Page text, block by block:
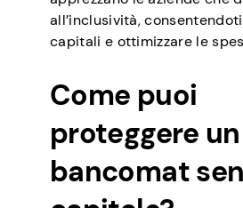
all’inclusività,
capitali e ottimizzare le
Come puoi
proteggere un
bancomat